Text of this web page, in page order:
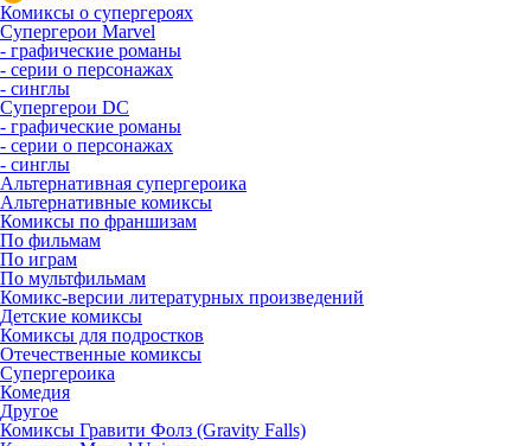
Комиксы о супергероях
Супергерои Marvel
- графические романы
- серии о персонажах
- синглы
Супергерои DC
- графические романы
- серии о персонажах
- синглы
Альтернативная супергероика
Альтернативные комиксы
Комиксы по франшизам
По фильмам
По играм
По мультфильмам
Комикс-версии литературных произведений
Детские комиксы
Комиксы для подростков
Отечественные комиксы
Супергероика
Комедия
Другое
Комиксы Гравити Фолз (Gravity Falls)